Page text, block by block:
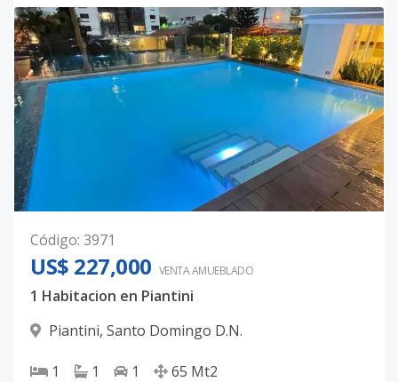
Código: 3971
US$ 227,000 VENTA AMUEBLADO
1 Habitacion en Piantini
Piantini, Santo Domingo D.N.
1 1 1 65 Mt2